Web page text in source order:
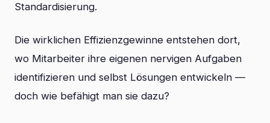
Standardisierung.
Die wirklichen Effizienzgewinne entstehen dort,
wo Mitarbeiter ihre eigenen nervigen Aufgaben
identifizieren und selbst Lösungen entwickeln —
doch wie befähigt man sie dazu?